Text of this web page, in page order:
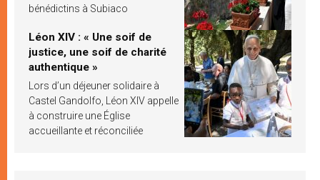
bénédictins à Subiaco
Léon XIV : « Une soif de
justice, une soif de charité
authentique »
Lors d’un déjeuner solidaire à
Castel Gandolfo, Léon XIV appelle
à construire une Église
accueillante et réconciliée